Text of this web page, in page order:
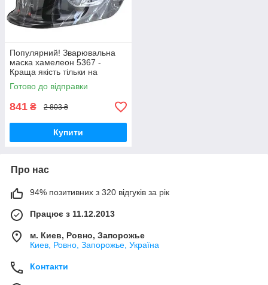
Популярний! Зварювальна
маска хамелеон 5367 -
Краща якість тільки на
Nukleon.com.ua
Готово до відправки
841 ₴ 2 803 ₴
Купити
Про нас
94% позитивних з 320 відгуків за рік
Працює з 11.12.2013
м. Киев, Ровно, Запорожье
Киев, Ровно, Запорожье, Україна
Контакти